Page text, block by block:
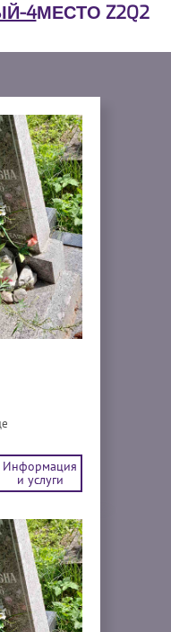
4МЕСТО Z2Q2
Информация
и услуги